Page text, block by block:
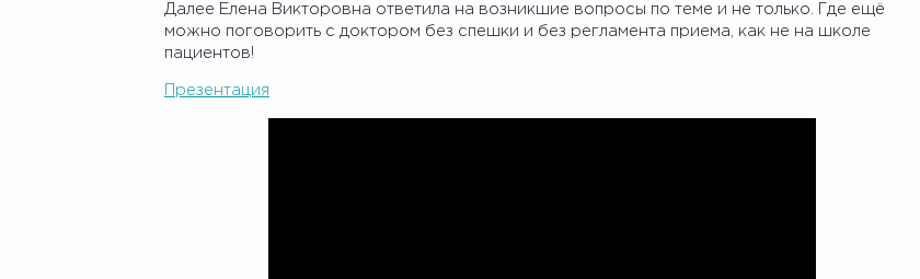
Далее Елена Викторовна ответила на возникшие вопросы по теме и не только. Где ещё
можно поговорить с доктором без спешки и без регламента приема, как не на школе
пациентов!
Презентация